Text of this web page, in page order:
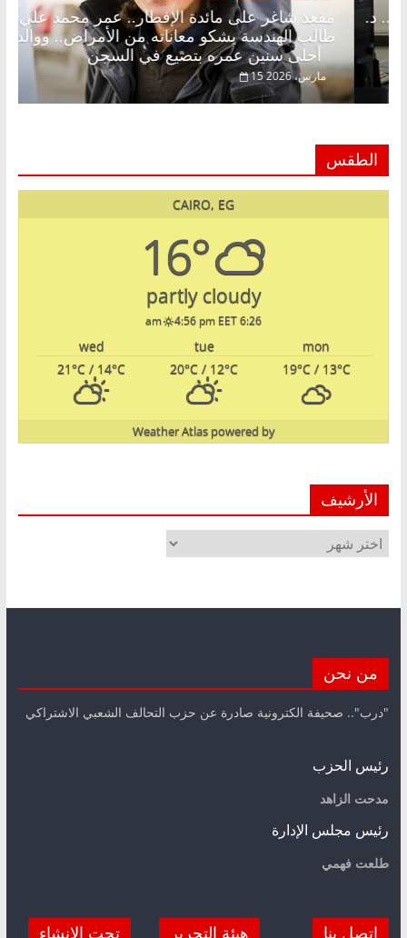
مقعد شاغر على
طالب الهندسة
أحلى سنين عمره بتضيع في السجن
15 مارس، 2026
الإفطار وبلكونة بلا زينة رمضان.. د.
خبير اقتصادي في انتظار حلم
الطقس
CAIRO, EG
16°
partly cloudy
6:26 am
4:56 pm EET
mon
tue
wed
19°C/ 13°C
20°C / 12°C
21°C / 14°C
powered by
Weather Atlas
الأرشيف
الأرشيف
من نحن
"درب".. صحيفة الكترونية صادرة عن حزب التحالف الشعبي الاشتراكي
رئيس الحزب
مدحت الزاهد
رئيس مجلس الإدارة
طلعت فهمي
اتصل بنا هيئة التحرير تحت الانشاء